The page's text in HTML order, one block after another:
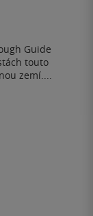
Guide
touto
zemí....